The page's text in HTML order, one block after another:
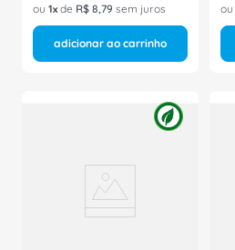
ou 1 de R$ 8,79 sem juros
adicionar ao carrinho
ou